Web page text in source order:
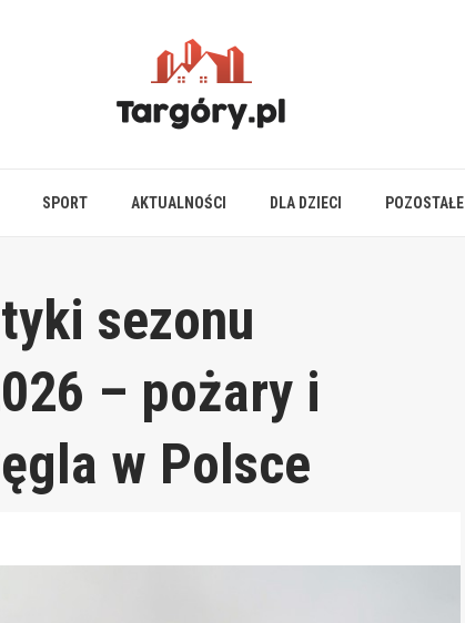
SPORT AKTUALNOŚCI DLA DZIECI POZOSTAŁE
sezonu
– pożary i
w Polsce